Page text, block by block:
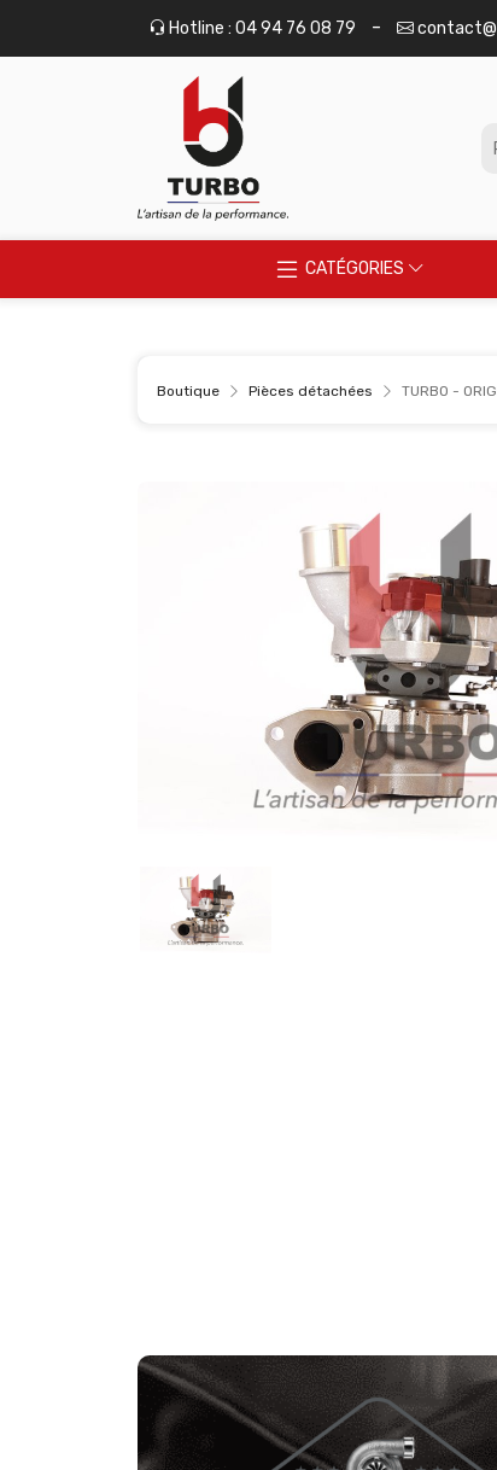
Hotline : 04 94 76 08 79 -
CATÉGORIES
Boutique Pièces détachées TURBO -
Panneau de gestion des cookies